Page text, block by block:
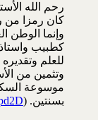
رحم الله
كان رمزا
وإنما الوطن
كطبيب
للعلم
وتثمين من
موسوعة
بسنتين. (